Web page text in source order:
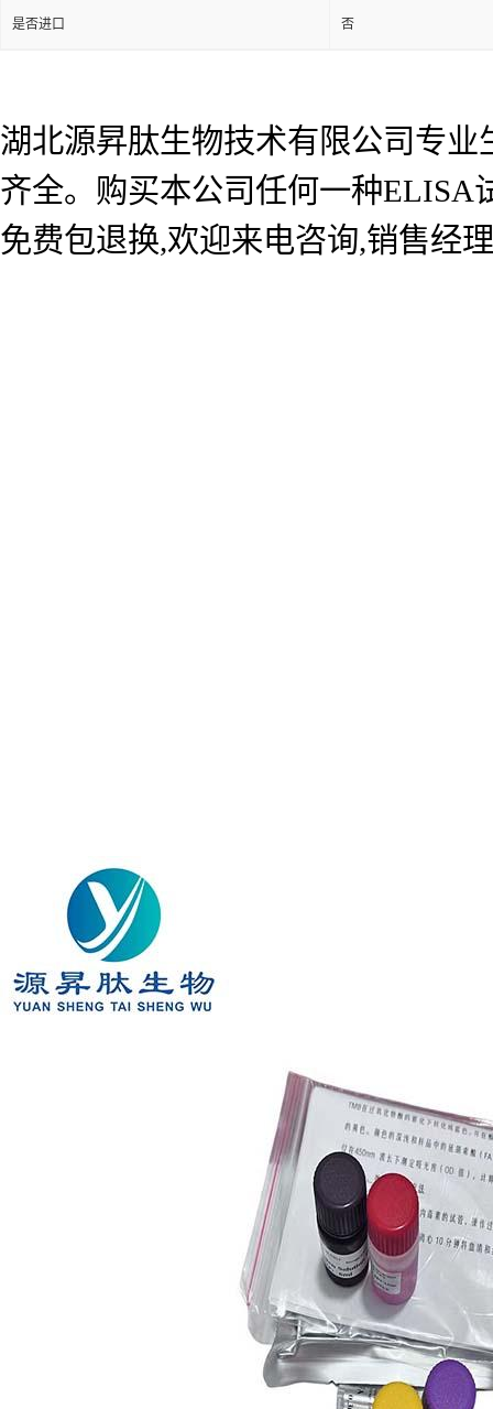
是否进口 否
湖北源昇肽生物技术有限公司专
齐全。购买本公司任何一种ELISA
免费包退换,欢迎来电咨询,销售经